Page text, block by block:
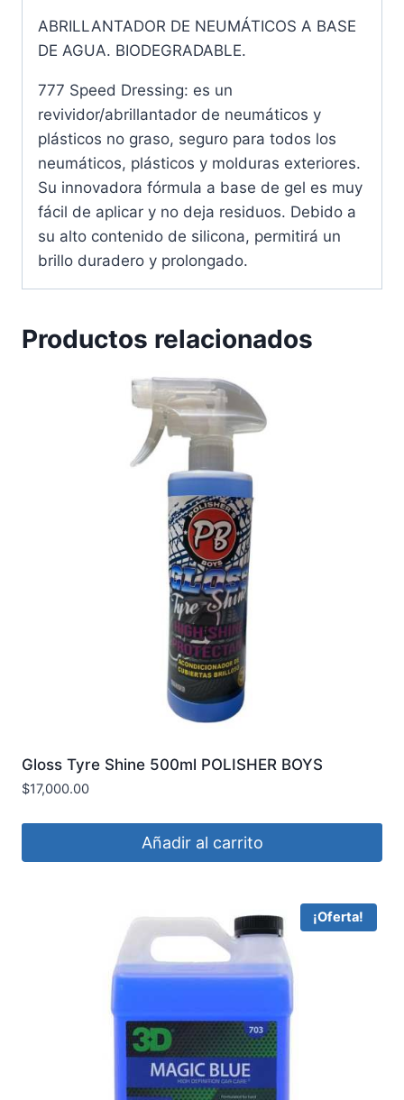
ABRILLANTADOR DE NEUMÁTICOS A BASE
DE AGUA. BIODEGRADABLE.
777 Speed Dressing: es un
revividor/abrillantador de neumáticos y
plásticos no graso, seguro para todos los
neumáticos, plásticos y molduras exteriores.
Su innovadora fórmula a base de gel es muy
fácil de aplicar y no deja residuos. Debido a
su alto contenido de silicona, permitirá un
brillo duradero y prolongado.
Productos relacionados
Gloss Tyre Shine 500ml POLISHER BOYS
$17,000.00
Añadir al carrito
¡Oferta!